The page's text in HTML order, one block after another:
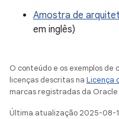
Amostra de
em inglês)
O conteúdo e os exemplos
licenças descritas na Licença
marcas registradas da Oracle
Última atualização 2025-08-